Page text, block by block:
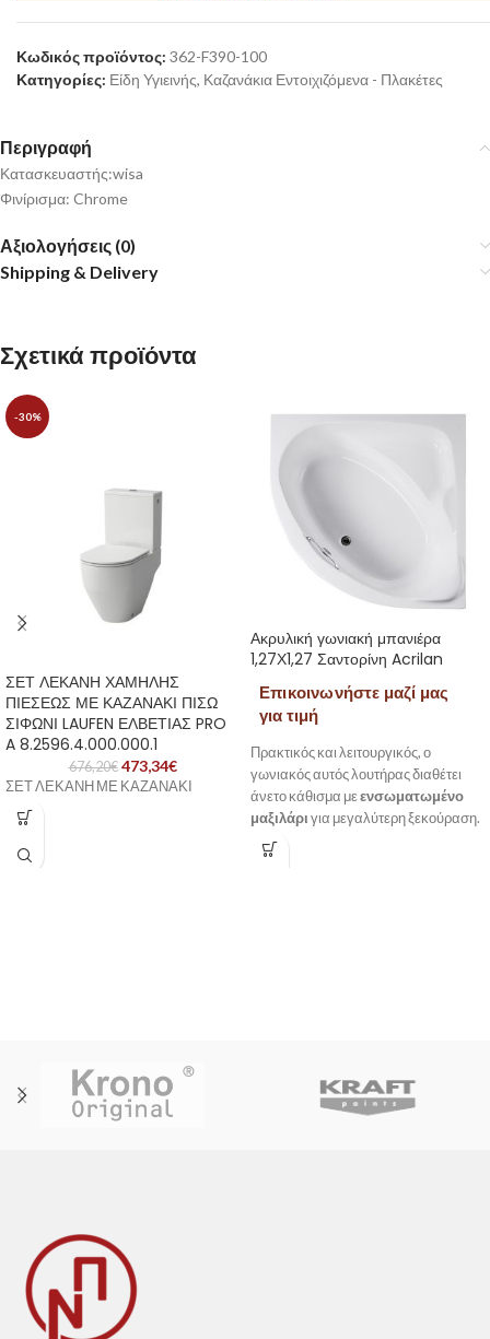
Κωδικός προϊόντος: 362-F390-100
Κατηγορίες: Είδη Υγιεινής, Καζανάκια Εντοιχιζόμενα - Πλακέτες
Περιγραφή
Κατασκευαστής:wisa
Φινίρισμα: Chrome
Αξιολογήσεις (0)
Shipping & Delivery
Σχετικά προϊόντα
-30%
ΣΕΤ ΛΕΚΑΝΗ ΧΑΜΗΛΗΣ
ΠΙΕΣΕΩΣ ΜΕ ΚΑΖΑΝΑΚΙ ΠΙΣΩ
ΣΙΦΩΝΙ LAUFEN ΕΛΒΕΤΙΑΣ PRO
A 8.2596.4.000.000.1
676,20€ 473,34€
ΣΕΤ ΛΕΚΑΝΗ ΜΕ ΚΑΖΑΝΑΚΙ
Ακρυλική γωνιακή μπανιέρα
1,27Χ1,27 Σαντορίνη Acrilan
Επικοινωνήστε μαζί μας
για τιμή
Πρακτικός και λειτουργικός, ο
γωνιακός αυτός λουτήρας διαθέτει
άνετο κάθισμα μεενσωματωμένο
μαξιλάρι για μεγαλύτερη ξεκούραση.
Η βαλβίδα τοποθετημένη στο κέντρο
προσφέρει ευκολία στη χρήση, ενώ η